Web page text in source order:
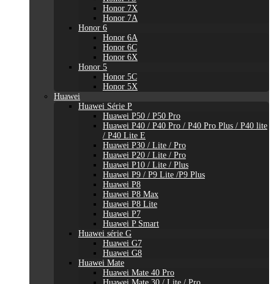
Honor 7X
Honor 7A
Honor 6
Honor 6A
Honor 6C
Honor 6X
Honor 5
Honor 5C
Honor 5X
Huawei
Huawei Série P
Huawei P50 / P50 Pro
Huawei P40 / P40 Pro / P40 Pro Plus / P40 lite
/ P40 Lite E
Huawei P30 / Lite / Pro
Huawei P20 / Lite / Pro
Huawei P10 / Lite / Plus
Huawei P9 / P9 Lite /P9 Plus
Huawei P8
Huawei P8 Max
Huawei P8 Lite
Huawei P7
Huawei P Smart
Huawei série G
Huawei G7
Huawei G8
Huawei Mate
Huawei Mate 40 Pro